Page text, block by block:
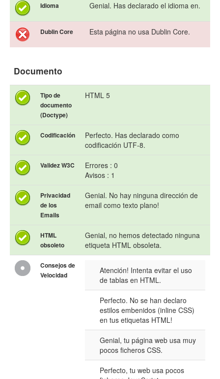
Idioma Genial. Has declarado el idioma en.
Dublin Core Esta página no usa Dublin Core.
Documento
Tipo de
documento
(Doctype)
HTML 5
Codificación
Perfecto. Has declarado como
codificación UTF-8.
Validez W3C
Errores : 0
Avisos : 1
Privacidad
de los
Emails
Genial. No hay ninguna dirección de
email como texto plano!
HTML
obsoleto
Genial, no hemos detectado ninguna
etiqueta HTML obsoleta.
Consejos de
Velocidad
Atención! Intenta evitar el uso
de tablas en HTML.
Perfecto. No se han declaro
estilos embenidos (inline CSS)
en tus etiquetas HTML!
Genial, tu página web usa muy
pocos ficheros CSS.
Perfecto, tu web usa pocos